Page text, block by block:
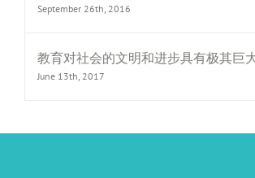
September 26th, 2016
教育对社会的文明和进步具有极其巨
June 13th, 2017